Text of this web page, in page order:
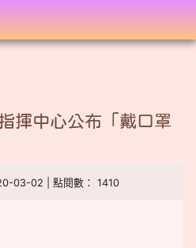
揮中心公布「戴口罩
03-02 | 點閱數： 1410